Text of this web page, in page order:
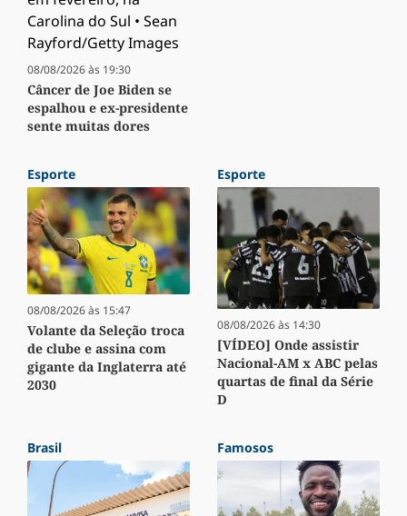
08/08/2026 às 19:30
Câncer de Joe Biden se
espalhou e ex-presidente
sente muitas dores
Esporte
08/08/2026 às 15:47
Volante da Seleção troca
de clube e assina com
gigante da Inglaterra até
2030
Esporte
08/08/2026 às 14:30
[VÍDEO] Onde assistir
Nacional-AM x ABC pelas
quartas de final da Série
D
Brasil Famosos